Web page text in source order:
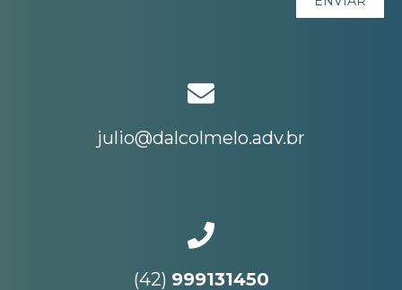
julio@dalcolmelo.adv.br
(42) 999131450